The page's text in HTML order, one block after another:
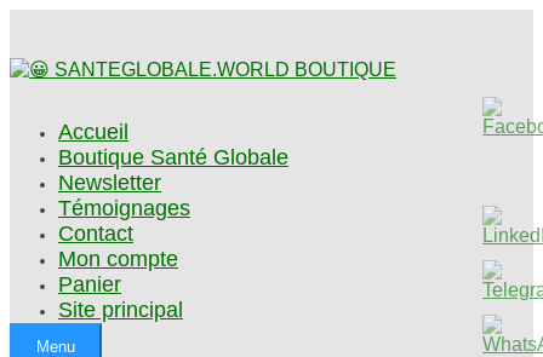
Accueil
Boutique Santé Globale
Newsletter
Témoignages
Contact
Mon compte
Panier
Site principal
Menu